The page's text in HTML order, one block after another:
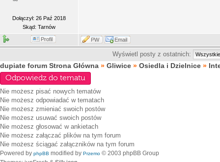
Dołączył: 26 Paź 2018
Skąd: Tarnów
Profil PW Email
Wyświetl posty z ostatnich:
dupiate forum Strona Główna » Gliwice » Osiedla i Dzielnice »
Odpowiedz do tematu
Nie możesz pisać nowych tematów
Nie możesz odpowiadać w tematach
Nie możesz zmieniać swoich postów
Nie możesz usuwać swoich postów
Nie możesz głosować w ankietach
Nie możesz załączać plików na tym forum
Nie możesz ściągać załączników na tym forum
Powered by phpBB modified by Przemo © 2003 phpBB Group